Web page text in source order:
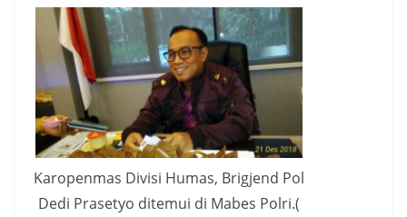
Karopenmas Divisi Humas, Brigjend Pol
Dedi Prasetyo ditemui di Mabes Polri.(